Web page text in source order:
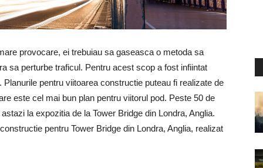
provocare, ei trebuiau sa gaseasca o metoda sa
sa perturbe traficul. Pentru acest scop a fost infiintat
. Planurile pentru viitoarea constructie puteau fi realizate de
este cel mai bun plan pentru viitorul pod. Peste 50 de
la expozitia de la Tower Bridge din Londra, Anglia.
pentru Tower Bridge din Londra, Anglia, realizat